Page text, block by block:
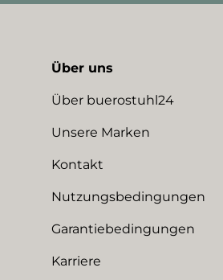
Über uns
Über buerostuhl24
Unsere Marken
Kontakt
Nutzungsbedingungen
Garantiebedingungen
Karriere